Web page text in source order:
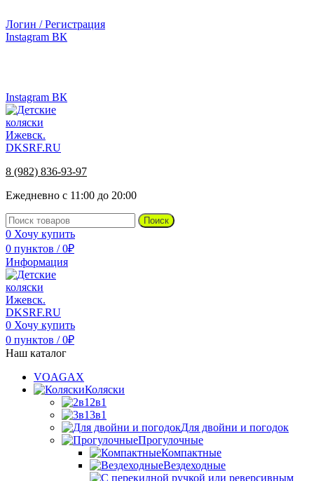
Логин / Регистрация
Instagram ВК
Instagram ВК
8 (982) 836-93-97
Ежедневно с 11:00 до 20:00
Поиск
0 Хочу купить
0 пунктов / 0₽
Информация
0 Хочу купить
0 пунктов / 0₽
Наш каталог
VOAGAX
Коляски
2в1
3в1
Для двойни и погодок
Прогулочные
Компактные
Вездеходные